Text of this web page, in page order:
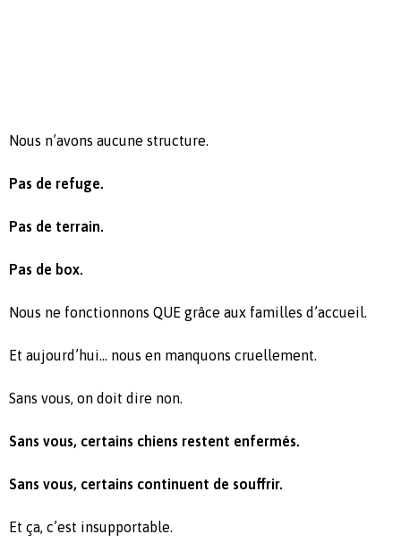
Nous n’avons aucune structure.
Pas de refuge.
Pas de terrain.
Pas de box.
Nous ne fonctionnons QUE grâce aux familles d’accueil.
Et aujourd’hui… nous en manquons cruellement.
Sans vous, on doit dire non.
Sans vous, certains chiens restent enfermés.
Sans vous, certains continuent de souffrir.
Et ça, c’est insupportable.